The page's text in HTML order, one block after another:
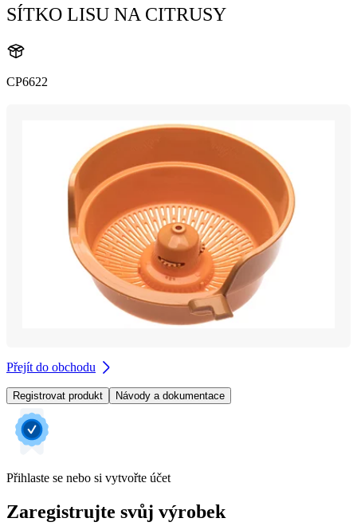
SÍTKO LISU NA CITRUSY
CP6622
Přejít do obchodu
Registrovat produkt Návody a dokumentace
Přihlaste se nebo si vytvořte účet
Zaregistrujte svůj výrobek